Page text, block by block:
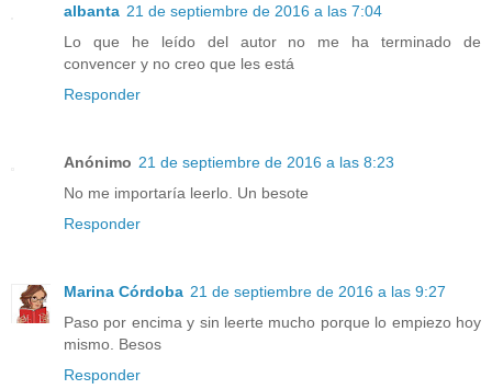
albanta 21 de septiembre de 2016 a las 7:04
Lo que he leído del autor no me ha terminado de
convencer y no creo que les está
Responder
Anónimo 21 de septiembre de 2016 a las 8:23
No me importaría leerlo. Un besote
Responder
Marina Córdoba 21 de septiembre de 2016 a las 9:27
Paso por encima y sin leerte mucho porque lo empiezo hoy
mismo. Besos
Responder